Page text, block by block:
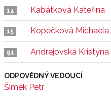
14 Kabátková Kateřina
15 Kopečková Michaela
91 Andrejovská Kristýna
ODPOVĚDNÝ VEDOUCÍ
Šimek Petr